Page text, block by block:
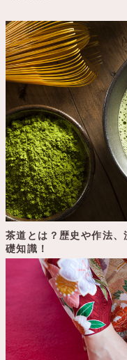
茶道とは？歴史や作法
礎知識！